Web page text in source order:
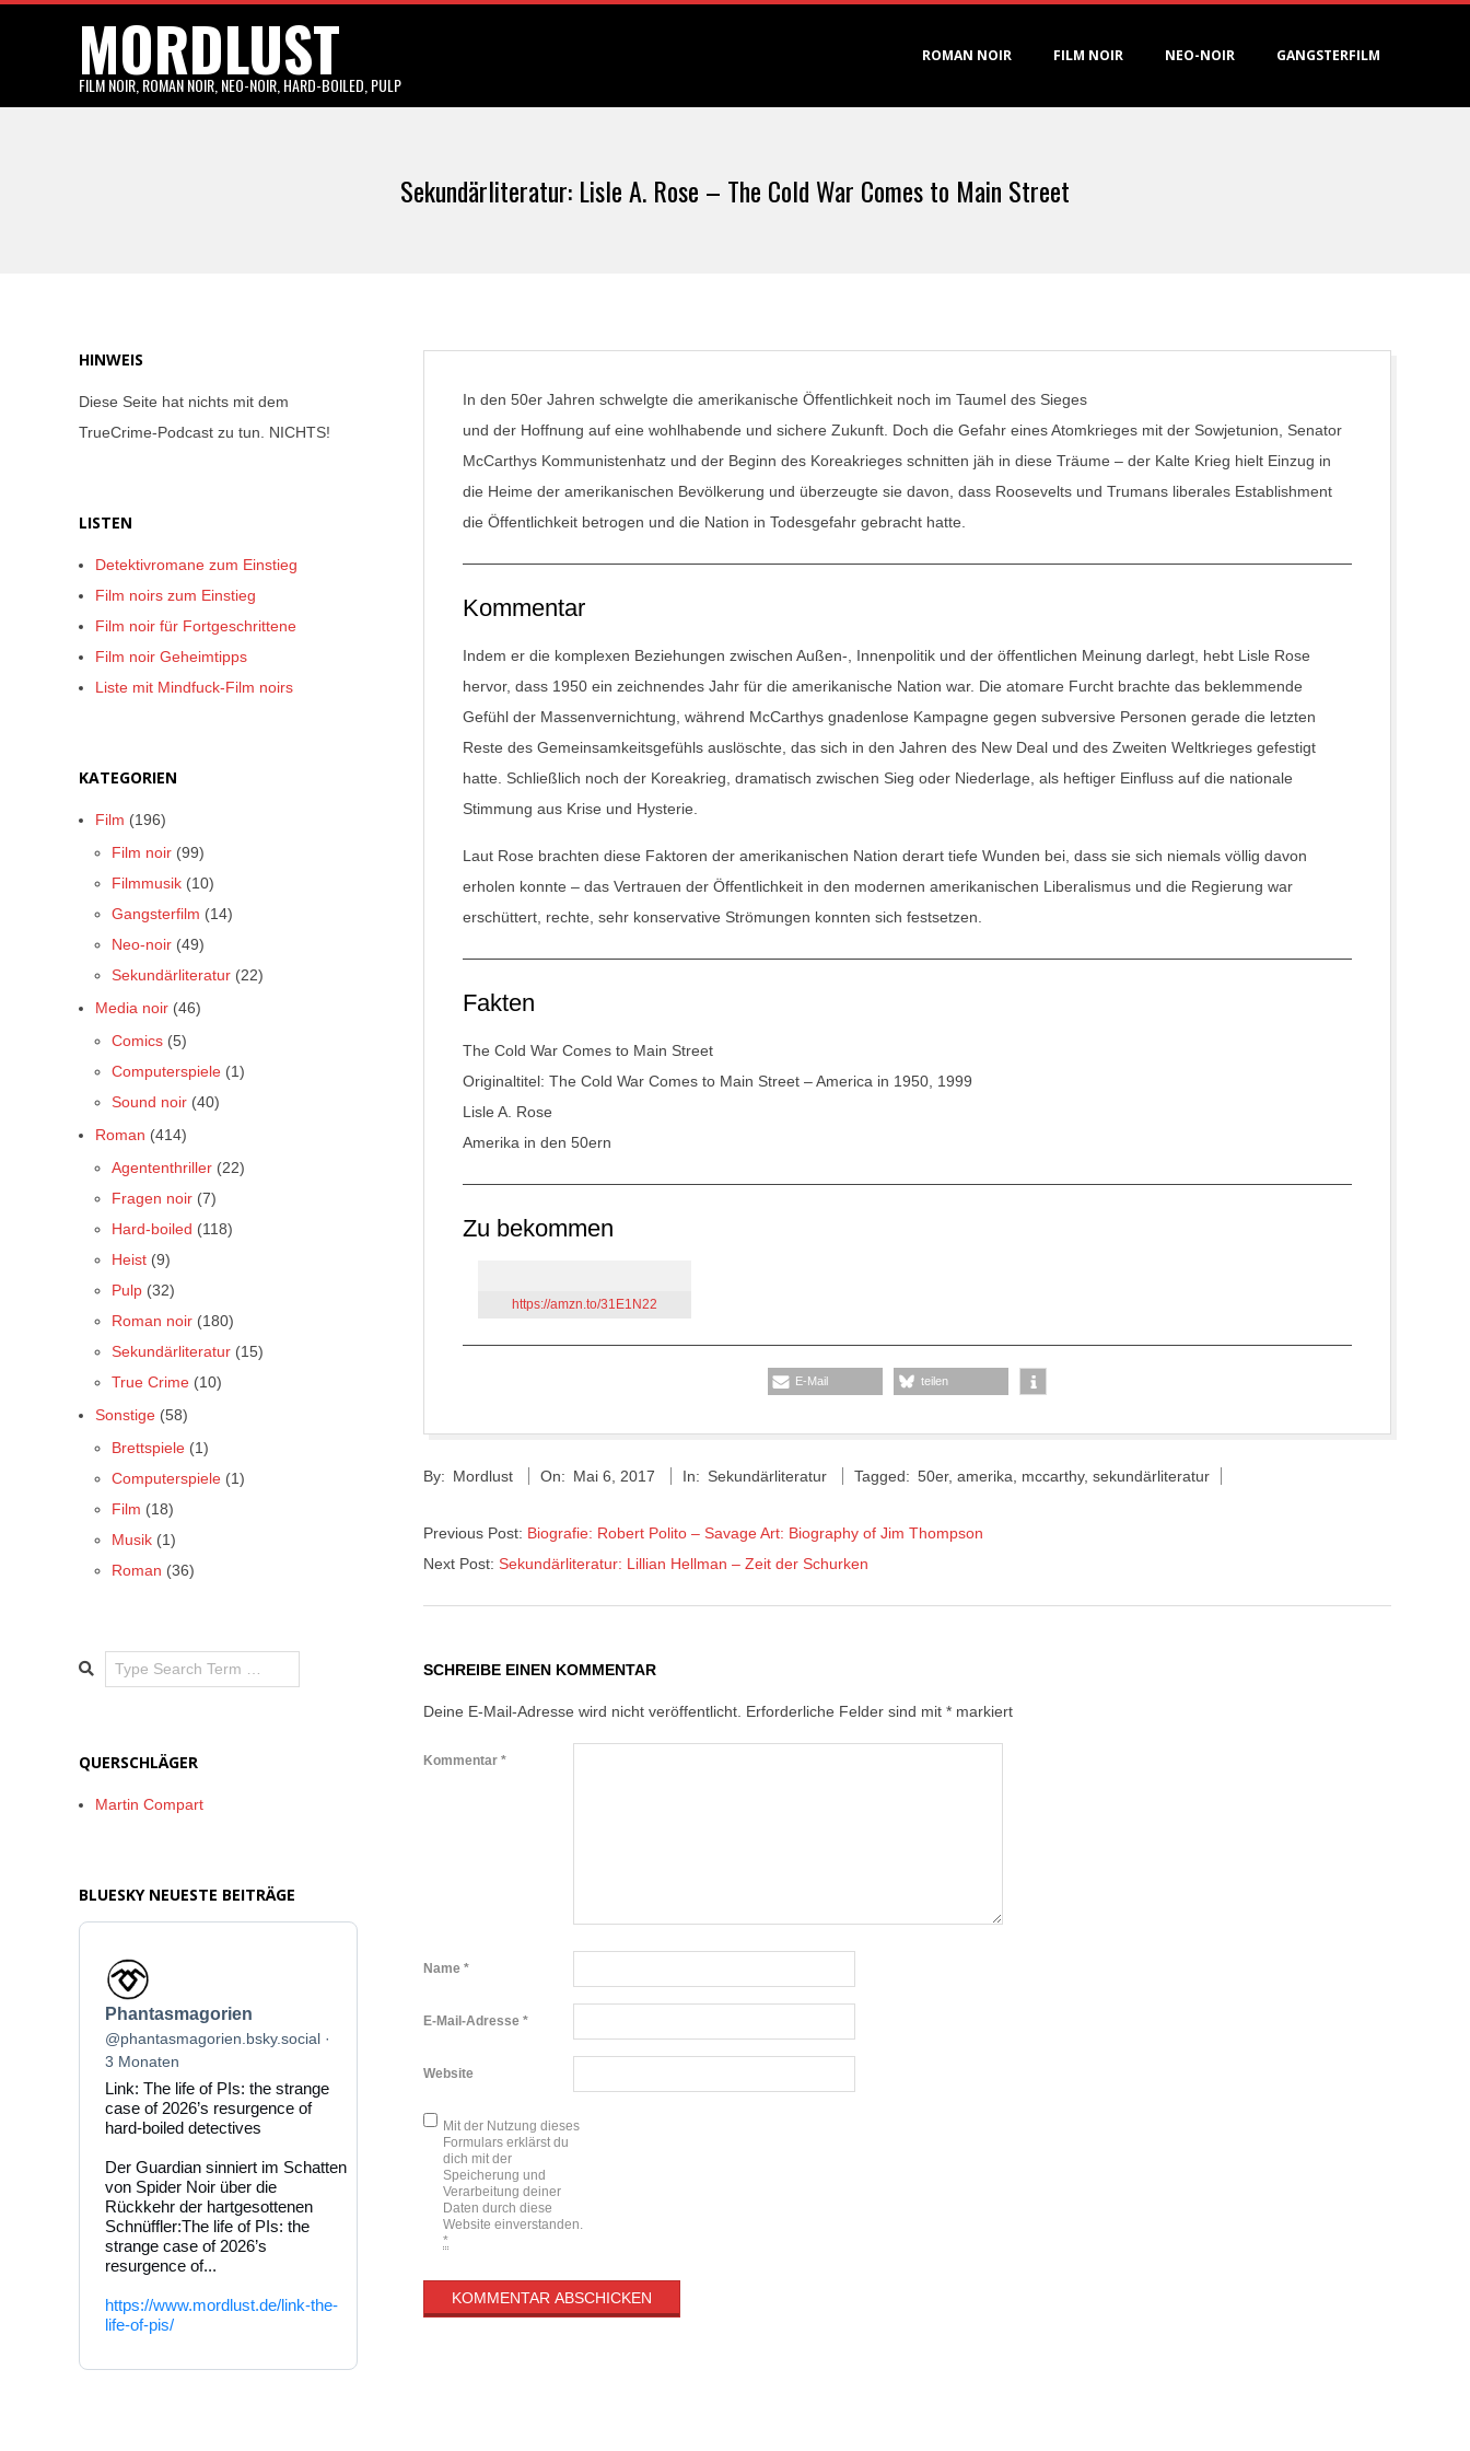
MORDLUST
FILM NOIR, ROMAN NOIR, NEO-NOIR, HARD-BOILED, PULP
ROMAN NOIR FILM NOIR NEO-NOIR GANGSTERFILM
Sekundärliteratur: Lisle A. Rose – The Cold War Comes to Main Street
In den 50er Jahren schwelgte die amerikanische Öffentlichkeit noch im Taumel des Sieges
und der Hoffnung auf eine wohlhabende und sichere Zukunft. Doch die Gefahr eines Atomkrieges mit der Sowjetunion, Senator
McCarthys Kommunistenhatz und der Beginn des Koreakrieges schnitten jäh in diese Träume – der Kalte Krieg hielt Einzug in
die Heime der amerikanischen Bevölkerung und überzeugte sie davon, dass Roosevelts und Trumans liberales Establishment
die Öffentlichkeit betrogen und die Nation in Todesgefahr gebracht hatte.
Kommentar
Indem er die komplexen Beziehungen zwischen Außen-, Innenpolitik und der öffentlichen Meinung darlegt, hebt Lisle Rose
hervor, dass 1950 ein zeichnendes Jahr für die amerikanische Nation war. Die atomare Furcht brachte das beklemmende
Gefühl der Massenvernichtung, während McCarthys gnadenlose Kampagne gegen subversive Personen gerade die letzten
Reste des Gemeinsamkeitsgefühls auslöschte, das sich in den Jahren des New Deal und des Zweiten Weltkrieges gefestigt
hatte. Schließlich noch der Koreakrieg, dramatisch zwischen Sieg oder Niederlage, als heftiger Einfluss auf die nationale
Stimmung aus Krise und Hysterie.
Laut Rose brachten diese Faktoren der amerikanischen Nation derart tiefe Wunden bei, dass sie sich niemals völlig davon
erholen konnte – das Vertrauen der Öffentlichkeit in den modernen amerikanischen Liberalismus und die Regierung war
erschüttert, rechte, sehr konservative Strömungen konnten sich festsetzen.
Fakten
The Cold War Comes to Main Street
Originaltitel: The Cold War Comes to Main Street – America in 1950, 1999
Lisle A. Rose
Amerika in den 50ern
Zu bekommen
https://amzn.to/31E1N22
E-Mail teilen
05-
By: Mordlust On: Mai 6, 2017 In: Sekundärliteratur Tagged: 50er, amerika mccarthy, sekundärliteratur
Previous Post: Biografie: Robert Polito – Savage Art: Biography of Jim Thompson
Next Post: Sekundärliteratur: Lillian Hellman – Zeit der Schurken
SCHREIBE EINEN KOMMENTAR
Deine E-Mail-Adresse wird nicht veröffentlicht. Erforderliche Felder sind mit * markiert
Kommentar *
Name *
E-Mail-Adresse *
Website
Mit der Nutzung dieses
Formulars erklärst du
dich mit der
Speicherung und
Verarbeitung deiner
Daten durch diese
Website einverstanden.
*
HINWEIS
Diese Seite hat nichts mit dem
TrueCrime-Podcast zu tun. NICHTS!
LISTEN
Detektivromane zum Einstieg
Film noirs zum Einstieg
Film noir für Fortgeschrittene
Film noir Geheimtipps
Liste mit Mindfuck-Film noirs
KATEGORIEN
Film (196)
Film noir (99)
Filmmusik (10)
Gangsterfilm (14)
Neo-noir (49)
Sekundärliteratur (22)
Media noir (46)
Comics (5)
Computerspiele (1)
Sound noir (40)
Roman (414)
Agententhriller (22)
Fragen noir (7)
Hard-boiled (118)
Heist (9)
Pulp (32)
Roman noir (180)
Sekundärliteratur (15)
True Crime (10)
Sonstige (58)
Brettspiele (1)
Computerspiele (1)
Film (18)
Musik (1)
Roman (36)
Search
QUERSCHLÄGER
Martin Compart
BLUESKY NEUESTE BEITRÄGE
Beitrag
von
Phantasmagorien
auf
Bluesky
ansehen
Phantasmagorien
@phantasmagorien.bsky.social
3 Monaten
Link: The life of PIs: the strange
case of 2026’s resurgence of
hard-boiled detectives
Der Guardian sinniert im Schatten
von Spider Noir über die
Rückkehr der hartgesottenen
Schnüffler:The life of PIs: the
strange case of 2026’s
resurgence of...
https://www.mordlust.de/link-the-
life-of-pis/